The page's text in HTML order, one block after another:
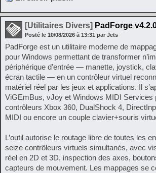
[Utilitaires Divers] PadForge
Posté le 10/08/2026 à 13:31 par Jets
PadForge est un utilitaire moderne de
pour Windows permettant de transformer
périphérique d’entrée — manette, joystick,
écran tactile — en un contrôleur virtuel
matériel réel par les jeux et applications. Il
ViGEmBus, vJoy et Windows MIDI Services
contrôleurs Xbox 360, DualShock 4,
MIDI ou encore un couple clavier+souris
L’outil autorise le routage libre de toutes les
seize contrôleurs virtuels simultanés, avec
réel en 2D et 3D, inspection des axes,
capteurs de mouvement. Les mappages se